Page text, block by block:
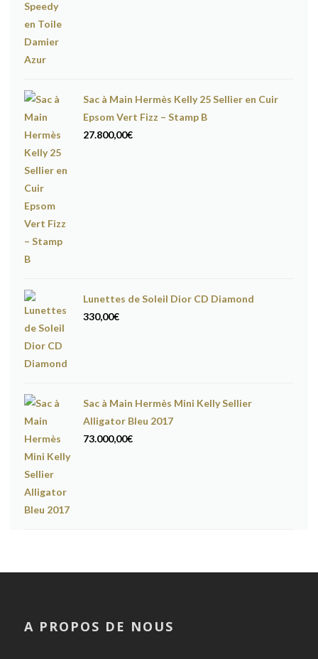
Sac à Main Hermès Kelly 25 Sellier en Cuir
Epsom Vert Fizz – Stamp B
27.800,00€
Lunettes de Soleil Dior CD Diamond
330,00€
Sac à Main Hermès Mini Kelly Sellier
Alligator Bleu 2017
73.000,00€
A PROPOS DE NOUS